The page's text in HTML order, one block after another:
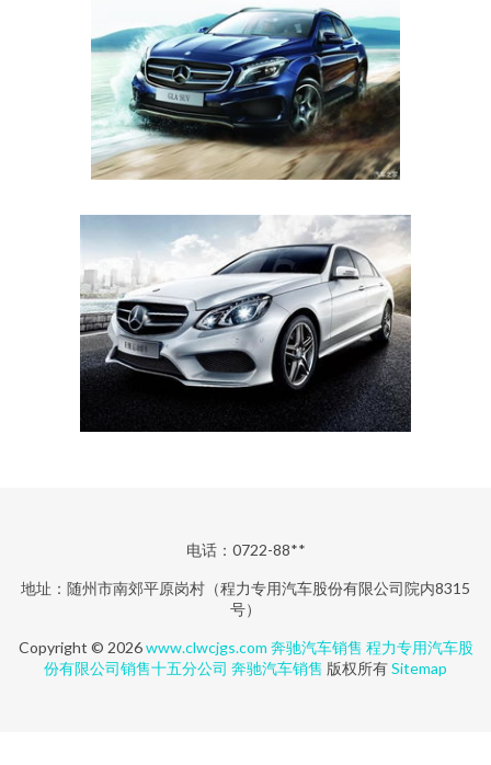
电话：0722-88**
地址：随州市南郊平原岗村（程力专用汽车股份有限公司院内8315
号）
Copyright © 2026www.clwcjgs.com 奔驰汽车销售 程力专用汽车股
份有限公司销售十五分公司 奔驰汽车销售 版权所有Sitemap